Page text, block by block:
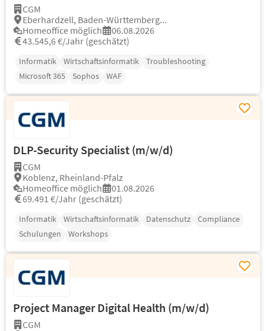
CGM
Eberhardzell, Baden-Württemberg...
Homeoffice möglich
06.08.2026
43.545,6 €/Jahr (geschätzt)
Informatik Wirtschaftsinformatik
Troubleshooting
Microsoft 365
Sophos WAF
DLP-Security Specialist (m/w/d)
CGM
Koblenz, Rheinland-Pfalz
Homeoffice möglich
01.08.2026
69.491 €/Jahr (geschätzt)
Informatik Wirtschaftsinformatik Datenschutz
Compliance
Schulungen
Workshops
Project Manager Digital Health (m/w/d)
CGM